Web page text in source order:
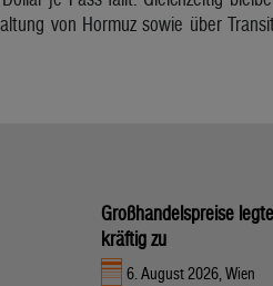
von Hormuz sowie über
Großhandelspreise
kräftig zu
6. August 2026, Wien